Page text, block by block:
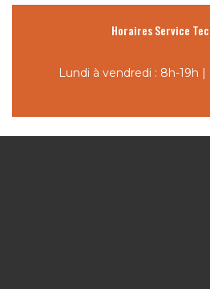
Horaires Service
Lundi à vendredi : 8h-19h |